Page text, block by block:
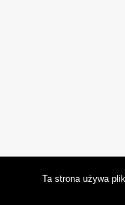
Ta strona używa